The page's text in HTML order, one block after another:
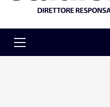
Menu